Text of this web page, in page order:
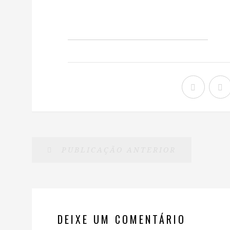
DEIXE UM COMENTÁRIO